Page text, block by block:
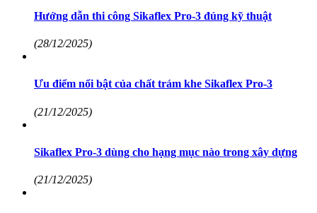
Hướng dẫn thi công Sikaflex Pro-3 đúng kỹ thuật
(28/12/2025)
Ưu điểm nổi bật của chất trám khe Sikaflex Pro-3
(21/12/2025)
Sikaflex Pro-3 dùng cho hạng mục nào trong xây dựng
(21/12/2025)